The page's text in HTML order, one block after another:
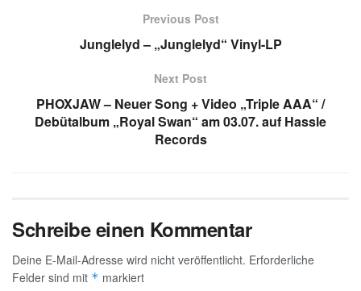
Previous Post
Junglelyd – „Junglelyd“ Vinyl-LP
Next Post
PHOXJAW – Neuer Song + Video „Triple AAA“ /
Debütalbum „Royal Swan“ am 03.07. auf Hassle
Records
Schreibe einen Kommentar
Deine E-Mail-Adresse wird nicht veröffentlicht. Erforderliche
Felder sind mit * markiert